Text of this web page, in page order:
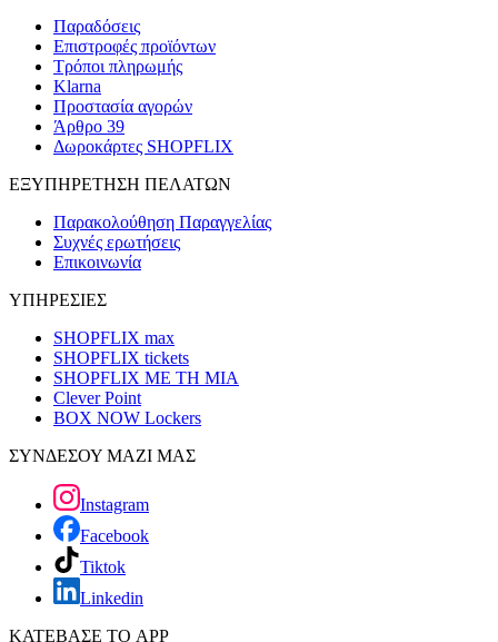
Παραδόσεις
Επιστροφές προϊόντων
Τρόποι πληρωμής
Klarna
Προστασία αγορών
Άρθρο 39
Δωροκάρτες SHOPFLIX
ΕΞΥΠΗΡΕΤΗΣΗ ΠΕΛΑΤΩΝ
Παρακολούθηση Παραγγελίας
Συχνές ερωτήσεις
Επικοινωνία
ΥΠΗΡΕΣΙΕΣ
SHOPFLIX max
SHOPFLIX tickets
SHOPFLIX ΜΕ ΤΗ ΜΙΑ
Clever Point
BOX NOW Lockers
ΣΥΝΔΕΣΟΥ ΜΑΖΙ ΜΑΣ
Instagram
Facebook
Tiktok
Linkedin
ΚΑΤΕΒΑΣΕ ΤΟ APP